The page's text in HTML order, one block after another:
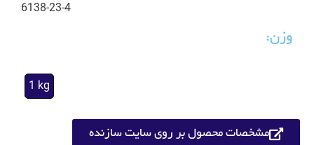
6138-23-4
وزن:
1 kg
مشخصات محصول بر روی سایت سازنده